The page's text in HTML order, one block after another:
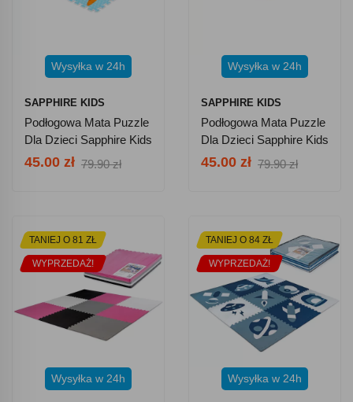
Wysyłka w 24h
SAPPHIRE KIDS
Podłogowa Mata Puzzle
Dla Dzieci Sapphire Kids
SK-86 - Fruit
45.00 zł 79.90 zł
Wysyłka w 24h
SAPPHIRE KIDS
Podłogowa Mata Puzzle
Dla Dzieci Sapphire Kids
SK-93 - WAY
45.00 zł 79.90 zł
TANIEJ O 81 ZŁ
WYPRZEDAŻ!
Wysyłka w 24h
TANIEJ O 84 ZŁ
WYPRZEDAŻ!
Wysyłka w 24h